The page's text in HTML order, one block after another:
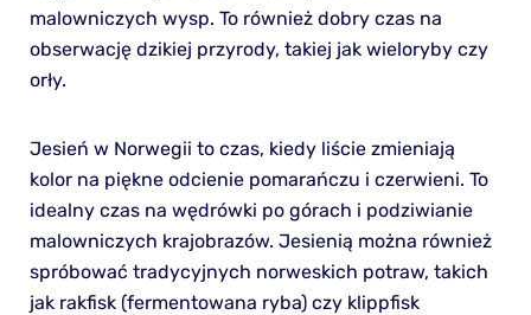
malowniczych wysp. To również dobry czas na
obserwację dzikiej przyrody, takiej jak wieloryby czy
orły.
Jesień w Norwegii to czas, kiedy liście zmieniają
kolor na piękne odcienie pomarańczu i czerwieni. To
idealny czas na wędrówki po górach i podziwianie
malowniczych krajobrazów. Jesienią można również
spróbować tradycyjnych norweskich potraw, takich
jak rakfisk (fermentowana ryba) czy klippfisk